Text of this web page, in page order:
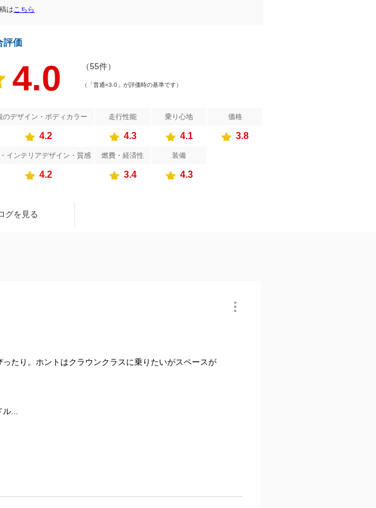
はこちら
評価
4.0 （55件）
（「普通=3.0」が評価時の基準です）
のデザイン・ボディカラー 走行性能 乗り心地 価格
4.2 4.3 4.1 3.8
インテリアデザイン・質感 燃費・経済性 装備
4.2 3.4 4.3
グを見る
たり。ホントはクラウンクラスに乗りたいがスペースが
...